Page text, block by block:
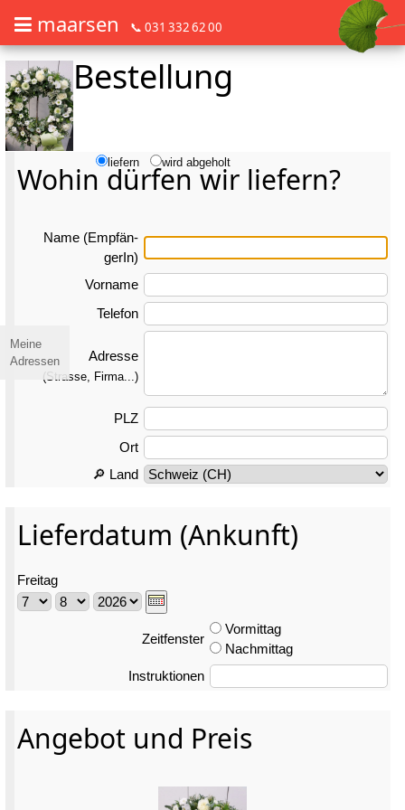
Barrierefrei Blumen bestellen mit Screenreader oder Brailliezeile,
maarsen 📞 031 332 62 00
Barrierefrei Blumen bestellen mit Screenreader oder Brailliezeile,
Bestellung
Wohin dürfen wir liefern?
Name (Emp­fän­
gerIn)
Vorname
Telefon
Adresse
(Strasse, Firma...)
PLZ
Ort
🔎 Land
Lieferdatum (Ankunft)
Freitag
Zeitfenster
Vormittag
Nachmittag
Instruktionen
Angebot und Preis
liefern wird abgeholt
Meine
Adressen